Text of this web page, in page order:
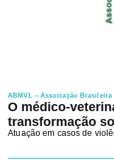
ABMVL – Associação Brasileira
O médico-
transformação
Atuação em casos de